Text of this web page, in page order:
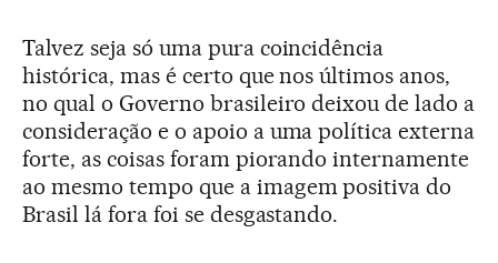
Talvez seja só uma pura coincidência
histórica, mas é certo que nos últimos anos,
no qual o Governo brasileiro deixou de lado a
consideração e o apoio a uma política externa
forte, as coisas foram piorando internamente
ao mesmo tempo que a imagem positiva do
Brasil lá fora foi se desgastando.